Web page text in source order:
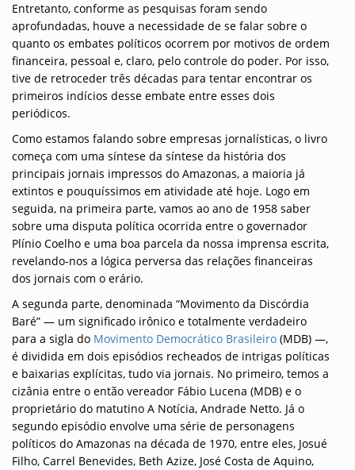
Entretanto, conforme as pesquisas foram sendo
aprofundadas, houve a necessidade de se falar sobre o
quanto os embates políticos ocorrem por motivos de ordem
financeira, pessoal e, claro, pelo controle do poder. Por isso,
tive de retroceder três décadas para tentar encontrar os
primeiros indícios desse embate entre esses dois
periódicos.
Como estamos falando sobre empresas jornalísticas, o livro
começa com uma síntese da síntese da história dos
principais jornais impressos do Amazonas, a maioria já
extintos e pouquíssimos em atividade até hoje. Logo em
seguida, na primeira parte, vamos ao ano de 1958 saber
sobre uma disputa política ocorrida entre o governador
Plínio Coelho e uma boa parcela da nossa imprensa escrita,
revelando-nos a lógica perversa das relações financeiras
dos jornais com o erário.
A segunda parte, denominada “Movimento da Discórdia
Baré” — um significado irônico e totalmente verdadeiro
para a sigla do Movimento Democrático Brasileiro (MDB) —,
é dividida em dois episódios recheados de intrigas políticas
e baixarias explícitas, tudo via jornais. No primeiro, temos a
cizânia entre o então vereador Fábio Lucena (MDB) e o
proprietário do matutino A Notícia, Andrade Netto. Já o
segundo episódio envolve uma série de personagens
políticos do Amazonas na década de 1970, entre eles, Josué
Filho, Carrel Benevides, Beth Azize, José Costa de Aquino,